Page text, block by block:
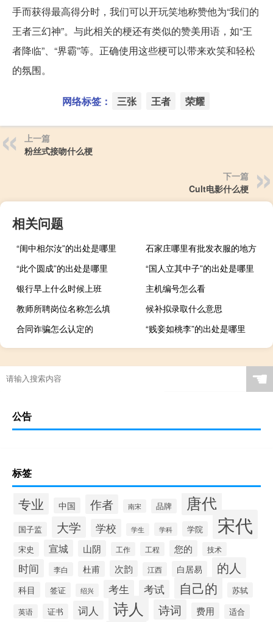
手而获得最高得分时，我们可以开玩笑地称赞他为“我们的
王者三幻神”。与此相关的梗还有类似的赞美用语，如“王
者降临”、“界霸”等。正确使用这些梗可以带来欢笑和轻松
的氛围。
网络标签： 三张 王者 荣耀
上一篇
粉丝式接吻什么梗
下一篇
Cult电影什么梗
相关问题
“闺中相尔汝”的出处是哪里
石家庄哪里有批发衣服的地方
“此个圆成”的出处是哪里
“国人立其中子”的出处是哪里
银行早上什么时候上班
主机编号怎么看
教师所聘岗位名称怎么填
候补拟录取什么意思
合同诈骗怎么认定的
“贱妾如桃李”的出处是哪里
☚
公告
标签
专业 中国 作者 南宋 品牌 唐代
国子监 大学 学校 学生 学科 学院 宋代
宋史 宣城 山阴 工作 工程 您的 技术
时间 李白 杜甫 次韵 江西 白居易 的人
科目 签证 绍兴 考生 考试 自己的 苏轼
英语 证书 词人 诗人 诗词 费用 适合